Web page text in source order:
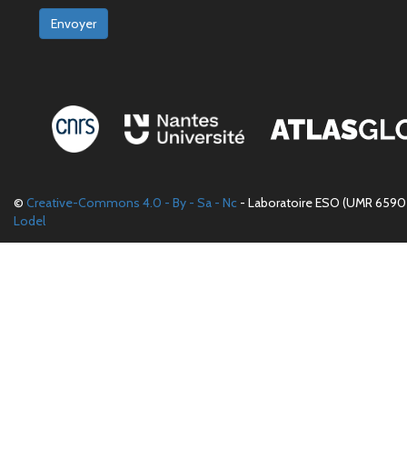
Envoyer
© Creative-Commons 4.0 - By - Sa - Nc - Laboratoire ESO (UMR
Lodel